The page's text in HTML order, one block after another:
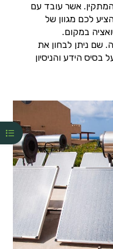
אשר עובד עם
לכם מגוון של
במקום.
שם ניתן לבחון את
בסיס הידע והניסיון